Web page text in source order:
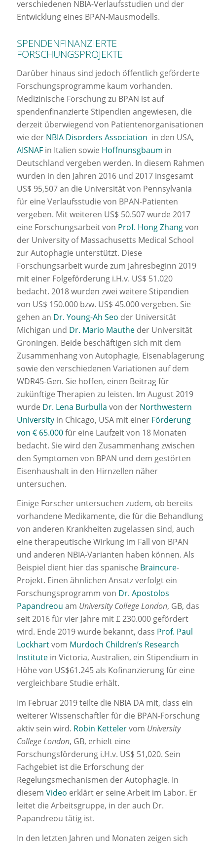
verschiedenen NBIA-Verlaufsstudien und der
Entwicklung eines BPAN-Mausmodells.
SPENDENFINANZIERTE
FORSCHUNGSPROJEKTE
Darüber hinaus sind jedoch öffentlich geförderte
Forschungsprogramme kaum vorhanden.
Medizinische Forschung zu BPAN ist auf
spendenfinanzierte Stipendien angewiesen, die
derzeit überwiegend von Patientenorganisationen
wie der NBIA Disorders Association in den USA,
AISNAFin Italien sowie Hoffnunsgbaum in
Deutschland vergeben werden. In diesem Rahmen
wurden in den Jahren 2016 und 2017 insgesamt
US$ 95,507 an die Universität von Pennsylvania
für eine Verlaufsstudie von BPAN-Patienten
vergeben. Mit weiteren US$ 50.507 wurde 2017
eine Forschungsarbeit von Prof. Hong Zhangvon
der University of Massachusetts Medical School
zur Autophagie unterstützt. Diese
Forschungsarbeit wurde zum Jahresbeginn 2019
mit einer Folgeförderung i.H.v. US$ 51.020
bedacht. 2018 wurden zwei weitere Stipendien
von US$ 150.000 bzw. US$ 45.000 vergeben. Sie
gehen an Dr. Young-Ah Seo der Universität
Michigan und Dr. Mario Mautheder Universität
Groningen. Beide beschäftigen sich mit dem
Zusammenhang von Autophagie, Eisenablagerung
sowie den verschiedenen Variationen auf dem
WDR45-Gen. Sie hoffen, einen Beitrag für
zukünftige Therapien zu leisten. Im August 2019
wurde Dr. Lena Burbulla von der Northwestern
Universityin Chicago, USA mit einer Förderung
von € 65.000für eine Laufzeit von 18 Monaten
bedacht. Sie wird den Zusammenhang zwischen
den Symptomen von BPAN und dem gestörten
Eisenhaushalt in den Hirnzellen näher
untersuchen.
Einige Forscher untersuchen zudem, ob bereits
vorhandene Medikamente, die für die Behandlung
von anderen Krankheiten zugelassen sind, auch
eine therapeutische Wirkung im Fall von BPAN
und anderen NBIA-Varianten haben können. Als
Beispiel dient hier das spanische Braincure-
Projekt. Einen ähnlichen Ansatz verfolgt ein
Forschungsprogramm von Dr. Apostolos
Papandreou am University College London, GB, das
seit 2016 für vier Jahre mit £ 230.000 gefördert
wird. Ende 2019 wurde bekannt, dass Prof. Paul
Lockhartvom Murdoch Children’s Research
Institutein Victoria, Australien, ein Stipendium in
Höhe von US$61.245 als Kofinanzierung für eine
vergleichbare Studie erhält.
Im Februar 2019 teilte die NBIA DA mit, dass ein
weiterer Wissenschaftler für die BPAN-Forschung
aktiv sein wird. Robin Kettelervom University
College London, GB, erhielt eine
Forschungsförderung i.H.v. US$ 51,020. Sein
Fachgebiet ist die Erforschung der
Regelungsmechanismen der Autophagie. In
diesem Video erklärt er seine Arbeit im Labor. Er
leitet die Arbeitsgruppe, in der auch Dr.
Papandreou tätig ist.
In den letzten Jahren und Monaten zeigen sich